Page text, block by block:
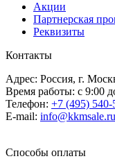
Акции
Партнерская
Реквизиты
Контакты
Адрес: Россия, г.
Время работы: с 9:00
Телефон: +7 (495) 540-
E-mail: info@kkmsale.ru
Способы оплаты